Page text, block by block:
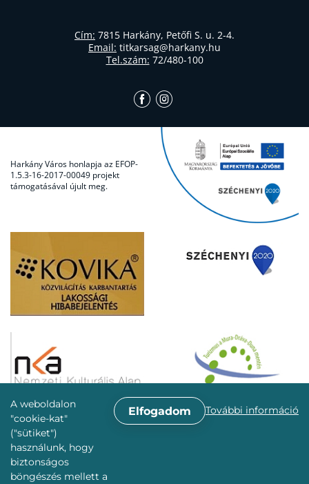
A weboldalon
"cookie-kat"
("sütiket")
használunk, hogy
biztonságos
böngészés mellett a
Elfogadom További információ
Cím: 7815 Harkány, Petőfi S. u. 2-4.
Email: titkarsag@harkany.hu
Tel.szám: 72/480-100
Harkány Város honlapja az EFOP-
1.5.3-16-2017-00049 projekt
támogatásával újult meg.